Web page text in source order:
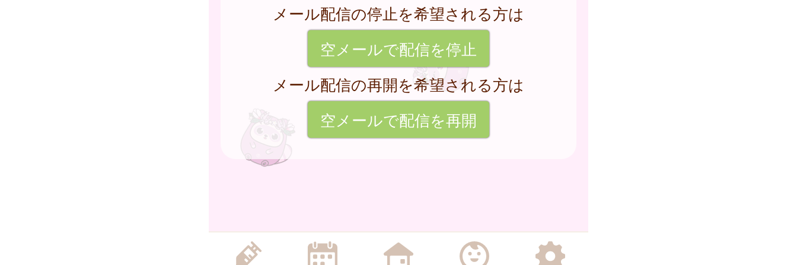
メール配信の停止を希望される方は
空メールで配信を停止
メール配信の再開を希望される方は
空メールで配信を再開